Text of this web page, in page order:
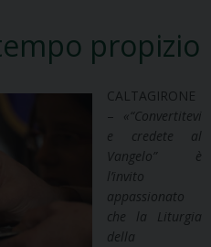
propizio
CALTAGIRONE
– «“Convertitevi
e credete al
Vangelo” è
l’invito
appassionato
che la Liturgia
della